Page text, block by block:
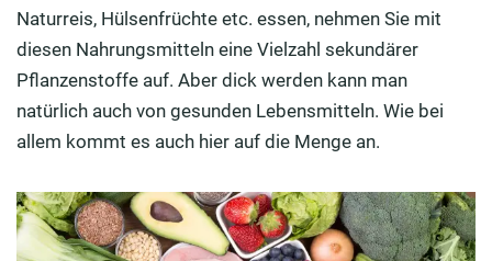
Naturreis, Hülsenfrüchte etc. essen, nehmen Sie mit
diesen Nahrungsmitteln eine Vielzahl sekundärer
Pflanzenstoffe auf. Aber dick werden kann man
natürlich auch von gesunden Lebensmitteln. Wie bei
allem kommt es auch hier auf die Menge an.